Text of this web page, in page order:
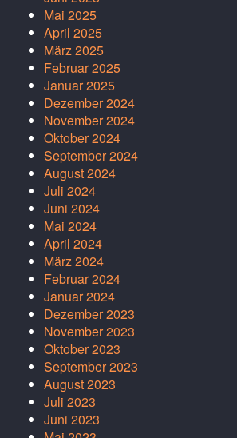
Mai 2025
April 2025
März 2025
Februar 2025
Januar 2025
Dezember 2024
November 2024
Oktober 2024
September 2024
August 2024
Juli 2024
Juni 2024
Mai 2024
April 2024
März 2024
Februar 2024
Januar 2024
Dezember 2023
November 2023
Oktober 2023
September 2023
August 2023
Juli 2023
Juni 2023